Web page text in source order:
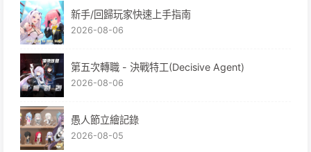
新手/回歸玩家快速上手指南
2026-08-06
第五次轉職 - 決戰特工(Decisive Agent)
2026-08-06
愚人節立繪記錄
2026-08-05